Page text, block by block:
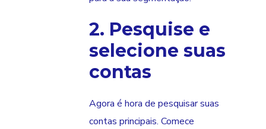
2. Pesquise e
selecione suas
contas
Agora é hora de pesquisar suas
contas principais. Comece